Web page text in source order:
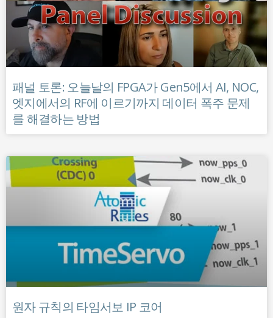
패널 토론: 오늘날의 FPGA가 Gen5에서 AI, NOC,
엣지에서의 RF에 이르기까지 데이터 폭주 문제
를 해결하는 방법
원자 규칙의 타임서보 IP 코어